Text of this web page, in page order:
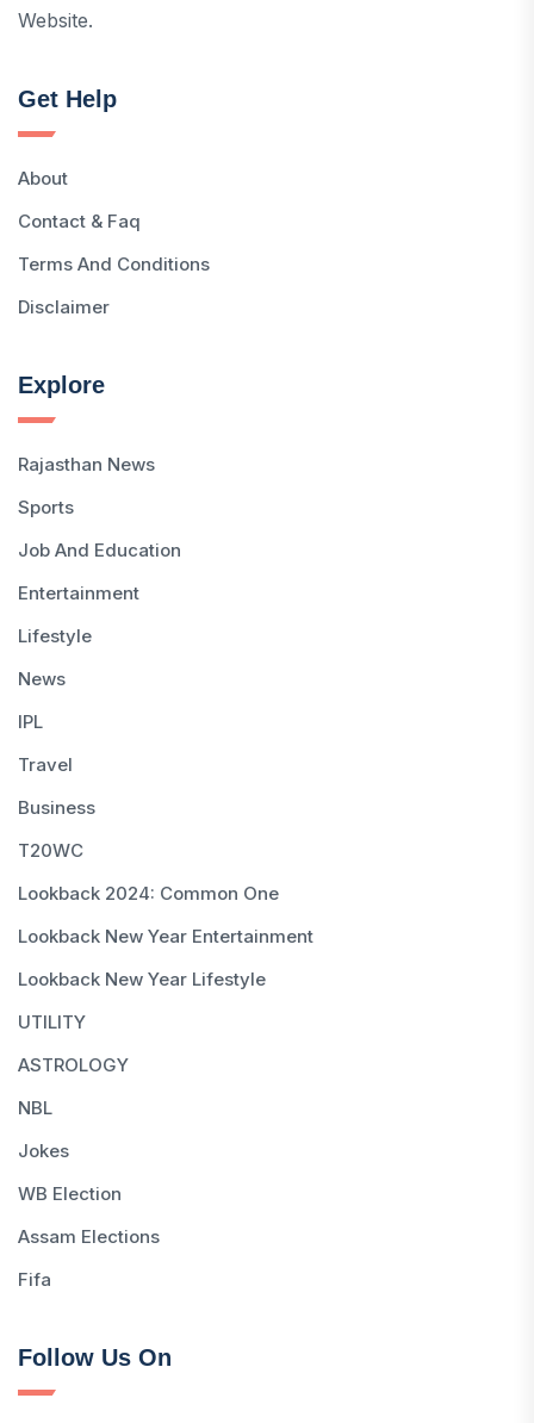
Website.
Get Help
About
Contact & Faq
Terms And Conditions
Disclaimer
Explore
Rajasthan News
Sports
Job And Education
Entertainment
Lifestyle
News
IPL
Travel
Business
T20WC
Lookback 2024: Common One
Lookback New Year Entertainment
Lookback New Year Lifestyle
UTILITY
ASTROLOGY
NBL
Jokes
WB Election
Assam Elections
Fifa
Follow Us On